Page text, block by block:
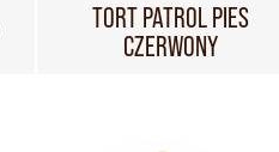
TORT PATROL PIES
CZERWONY